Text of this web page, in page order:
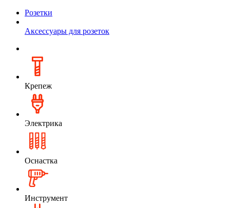
Розетки
Аксессуары для розеток
Крепеж
Электрика
Оснастка
Инструмент